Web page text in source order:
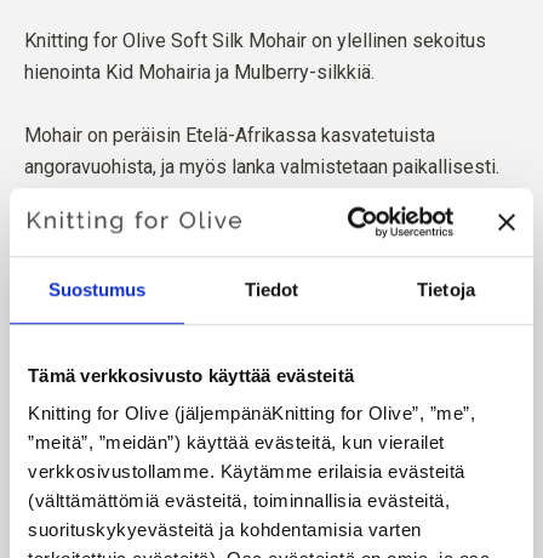
Suostumus Tiedot Tietoja
Tämä verkkosivusto käyttää evästeitä
Knitting for Olive (jäljempänäKnitting for Olive”, ”me”,
”meitä”, ”meidän”) käyttää evästeitä, kun vierailet
verkkosivustollamme. Käytämme erilaisia evästeitä
(välttämättömiä evästeitä, toiminnallisia evästeitä,
suorituskykyevästeitä ja kohdentamisia varten
Knitting for Olive Soft Silk Mohair on ylellinen sekoitus
hienointa Kid Mohairia ja Mulberry-silkkiä.
Mohair on peräisin Etelä-Afrikassa kasvatetuista
angoravuohista, ja myös lanka valmistetaan paikallisesti.
tarkoittaa, että tiedämme tarkalleen, miltä tiloilta, miltä
viljelijöiltä ja miltä vuohilta villamme on peräisin.
Kaikki mohair on sertifioitu riippumattomasti vastuullisen
Control Union,CU 1276494.
Lanka tuotetaan eläinten hyvinvointia kunnioittaen ja
sosiaalisesti vastuullisesti. Kehräämömme noudattaa
eettisiä, teknisiä ja ympäristöstandardeja ja valmistaa
lankoja, joissa ei ole haitallisia kemikaaleja.